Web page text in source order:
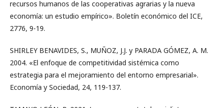
recursos humanos de las cooperativas agrarias y la nueva
economía: un estudio empírico». Boletín económico del ICE,
2776, 9-19.
SHIRLEY BENAVIDES, S., MUÑOZ, J.J. y PARADA GÓMEZ, A. M.
2004. «El enfoque de competitividad sistémica como
estrategia para el mejoramiento del entorno empresarial».
Economía y Sociedad, 24, 119-137.